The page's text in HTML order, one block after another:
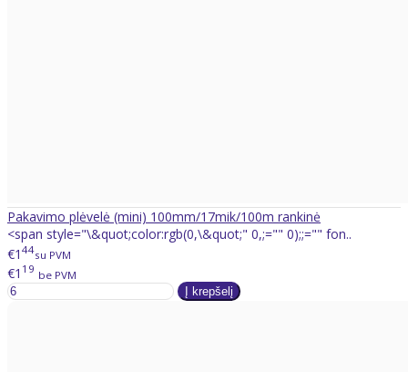
Pakavimo plėvelė (mini) 100mm/17mik/100m rankinė
<span style="\&quot;color:rgb(0,\&quot;" 0,;="" 0);;="" fon..
€1 44su PVM
€1 19 be PVM